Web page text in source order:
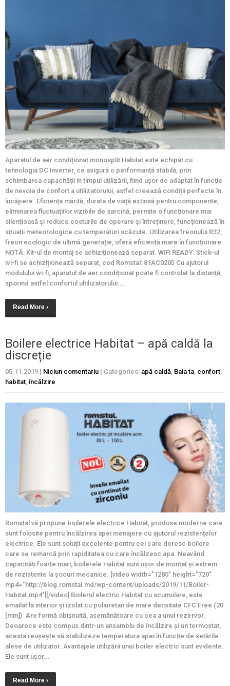
Aparatul de aer condiționat monosplit Habitat este echipat cu
tehnologia DC Inverter, ce asigură o performanță stabilă, prin
schimbarea capacității în timpul utilizării, fiind ușor de adaptat în funcție
de nevoia de confort a utilizatorului, astfel creează condiții perfecte în
încăpere. Eficiența mărită, durata de viață extinsă pentru componente,
eliminarea fluctuațiilor vizibile de sarcină, permite o funcționare mai
silențioasă și reduce costurile de operare și întreținere, funcționează în
situații meteorologice cu temperaturi scăzute. Utilizarea freonului R32,
freon ecologic de ultimă generație, oferă eficiență mare în funcționare.
NOTĂ: Kit-ul de montaj se achiziționează separat. WiFi READY: Stick-ul
wi-fi se achiziționează separat, cod Romstal: 81AC0205 Cu ajutorul
modulului wi-fi, aparatul de aer condiționat poate fi controlat la distanță,
sporind astfel confortul ultilizatorului....
Read More ›
Boilere electrice Habitat – apă caldă la
discreție
05.11.2019 | Niciun comentariu | Categories: apă caldă, Baia ta, confort,
habitat,încălzire
Romstal vă propune boilerele electrice Habitat, produse moderne care
sunt folosite pentru încălzirea apei menajere cu ajutorul rezistențelor
electrice. Ele sunt soluții excelente pentru cei care doresc boilere
care se remarcă prin rapiditatea cu care încălzesc apa. Neavând
capacități foarte mari, boilerele Habitat sunt ușor de montat și extrem
de rezistente la șocuri mecanice. [video width="1280" height="720"
mp4="http://blog.romstal.md/wp-content/uploads/2019/11/Boiler-
Habitat.mp4"][/video] Boilerul electric Habitat cu acumulare, este
emailat la interior și izolat cu poliuretan de mare densitate CFC Free (20
[mm]). Are formă obișnuită, asemănătoare cu cea a unui rezervor.
Deoarece este compus dintr-un ansamblu de încălzire și un termostat,
acesta reușește să stabilizeze temperatura apei în funcție de setările
alese de utilizator. Avantajele utilizării unui boiler electric sunt evidente.
Ele sunt ușor...
Read More ›